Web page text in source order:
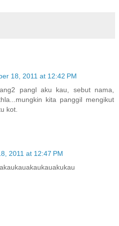
18, 2011 at 12:42 PM
pangl aku kau, sebut nama,
kita panggil mengikut
kot.
2011 at 12:47 PM